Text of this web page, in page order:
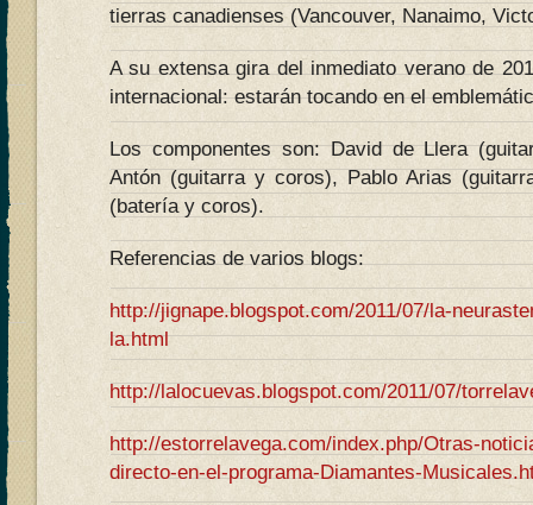
tierras canadienses (Vancouver, Nanaimo,
A su extensa gira del inmediato verano de
internacional: estarán tocando en el
Los componentes son: David de Llera
Antón (guitarra y coros), Pablo Arias
(batería y coros).
Referencias de varios blogs:
http://jignape.blogspot.com/2011/07/la-
la.html
http://lalocuevas.blogspot.com/2011/07/
http://estorrelavega.com/index.php/Otras-
directo-en-el-programa-Diamantes-